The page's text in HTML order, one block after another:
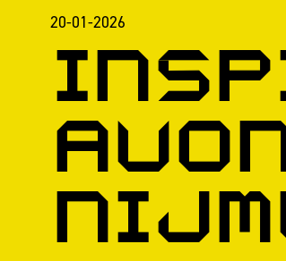
20-01-2026